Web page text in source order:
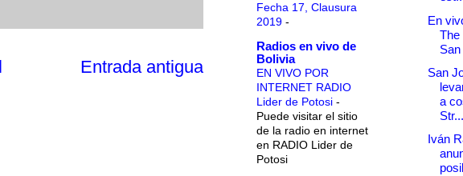
Entrada antigua
Fecha 17, Clausura
2019 -
Radios en vivo de
Bolivia
EN VIVO POR
INTERNET RADIO
Lider de Potosi -
Puede visitar el sitio
de la radio en internet
en RADIO Lider de
Potosi
En
The
San
a
Str...
Iván